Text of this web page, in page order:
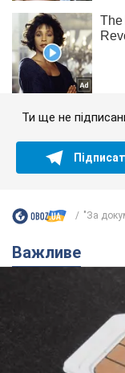
Ти ще не
"За
Важливе